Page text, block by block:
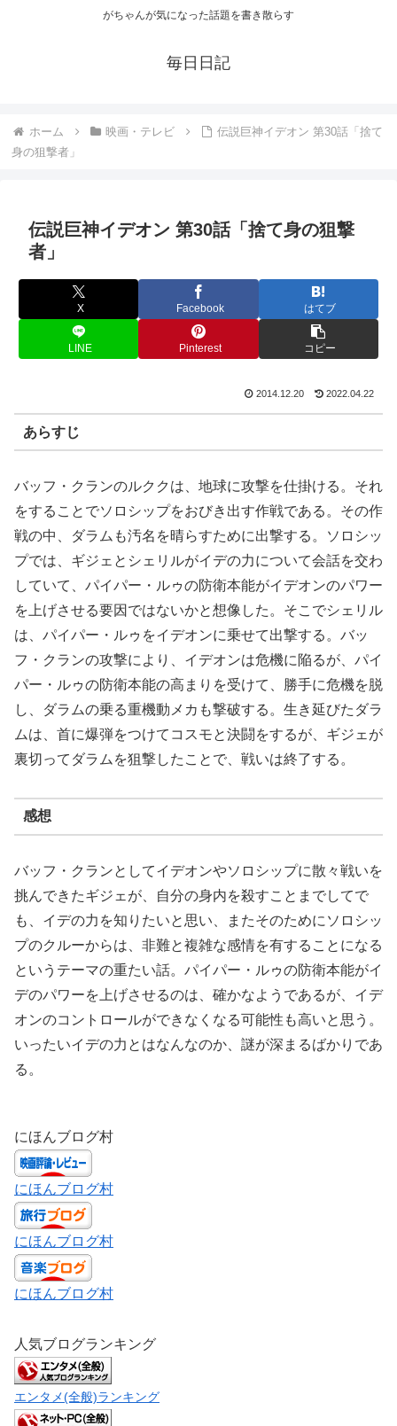
がちゃんが気になった話題を書き散らす
毎日日記
ホーム 映画・テレビ
伝説巨神イデオン 第30話「捨て
身の狙撃者」
伝説巨神イデオン 第30話「捨て身の狙撃
者」
X Facebook はてブ
LINE Pinterest コピー
2014.12.20 2022.04.22
あらすじ
バッフ・クランのルククは、地球に攻撃を仕掛ける。それ
をすることでソロシップをおびき出す作戦である。その作
戦の中、ダラムも汚名を晴らすために出撃する。ソロシッ
プでは、ギジェとシェリルがイデの力について会話を交わ
していて、パイパー・ルゥの防衛本能がイデオンのパワー
を上げさせる要因ではないかと想像した。そこでシェリル
は、パイパー・ルゥをイデオンに乗せて出撃する。バッ
フ・クランの攻撃により、イデオンは危機に陥るが、パイ
パー・ルゥの防衛本能の高まりを受けて、勝手に危機を脱
し、ダラムの乗る重機動メカも撃破する。生き延びたダラ
ムは、首に爆弾をつけてコスモと決闘をするが、ギジェが
裏切ってダラムを狙撃したことで、戦いは終了する。
感想
バッフ・クランとしてイデオンやソロシップに散々戦いを
挑んできたギジェが、自分の身内を殺すことまでしてで
も、イデの力を知りたいと思い、またそのためにソロシッ
プのクルーからは、非難と複雑な感情を有することになる
というテーマの重たい話。パイパー・ルゥの防衛本能がイ
デのパワーを上げさせるのは、確かなようであるが、イデ
オンのコントロールができなくなる可能性も高いと思う。
いったいイデの力とはなんなのか、謎が深まるばかりであ
る。
にほんブログ村
にほんブログ村
にほんブログ村
にほんブログ村
人気ブログランキング
エンタメ(全般)ランキング